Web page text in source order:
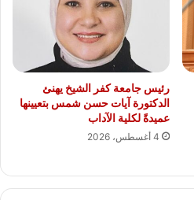
رئيس جامعة كفر الشيخ يهنئ
الدكتورة آيات حسن شمس بتعيينها
عميدةً لكلية الآداب
4 أغسطس، 2026